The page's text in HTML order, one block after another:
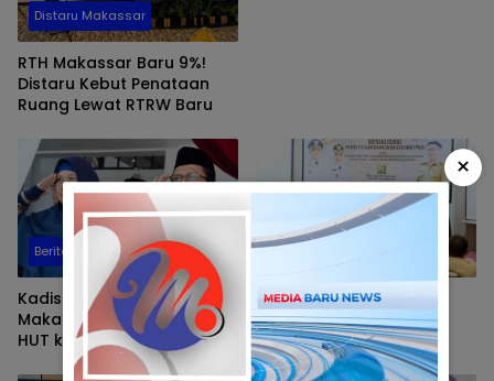
Distaru Makassar
RTH Makassar Baru 9%!
Distaru Kebut Penataan
Ruang Lewat RTRW Baru
Berita
Kadis Tata Ruang
Makassar Hadiri Upacara
HUT ke 54 KORPRI
Berita
Penerapan PBG Dorong
Pembangunan Gedung
yang Aman dan
Berkelanjutan di Makassar
×